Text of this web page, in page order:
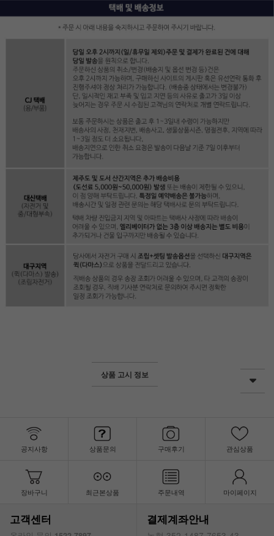
상품 고시 정보
공지사항 상품문의 구매후기 관심상품
장바구니 최근본상품 주문내역 마이페이지
고객센터 결제계좌안내